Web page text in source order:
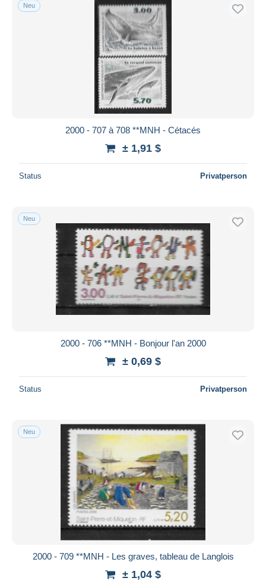
Neu
2000 - 707 à 708 **MNH - Cétacés
± 1,91 $
Status Privatperson
Neu
2000 - 706 **MNH - Bonjour l'an 2000
± 0,69 $
Status Privatperson
Neu
2000 - 709 **MNH - Les graves, tableau de Langlois
± 1,04 $